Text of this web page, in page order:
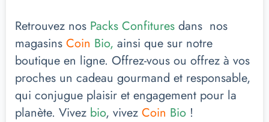
Retrouvez nos Packs Confitures dans nos
magasins Coin Bio, ainsi que sur notre
boutique en ligne. Offrez-vous ou offrez à vos
proches un cadeau gourmand et responsable,
qui conjugue plaisir et engagement pour la
planète. Vivez bio, vivez Coin Bio !